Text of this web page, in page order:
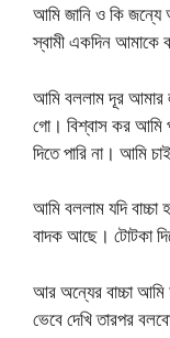
আমি জানি ও কি
স্বামী একদিন আমাকে
আমি বললাম দূর আমার
গো। বিশ্বাস কর আমি
দিতে পারি না। আমি
আমি বললাম যদি
বাদক আছে। টোটকা
আর অন্যের বাচ্চা
ভেবে দেখি তারপর